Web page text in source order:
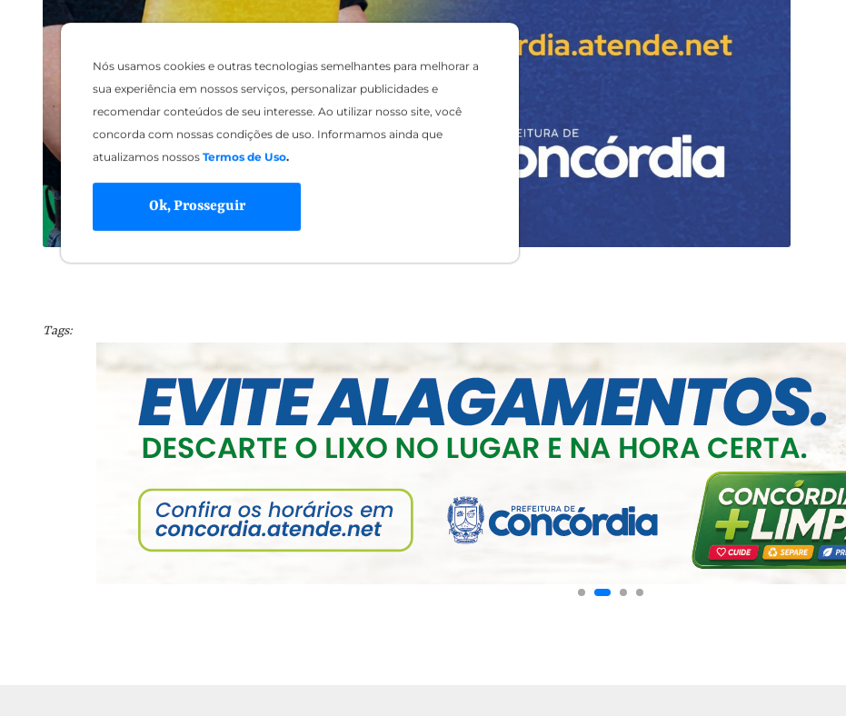
Nós usamos cookies e outras tecnologias semelhantes para melhorar a
sua experiência em nossos serviços, personalizar publicidades e
recomendar conteúdos de seu interesse. Ao utilizar nosso site, você
concorda com nossas condições de uso. Informamos ainda que
atualizamos nossosTermos de Uso.
Ok, Prosseguir
Tags: